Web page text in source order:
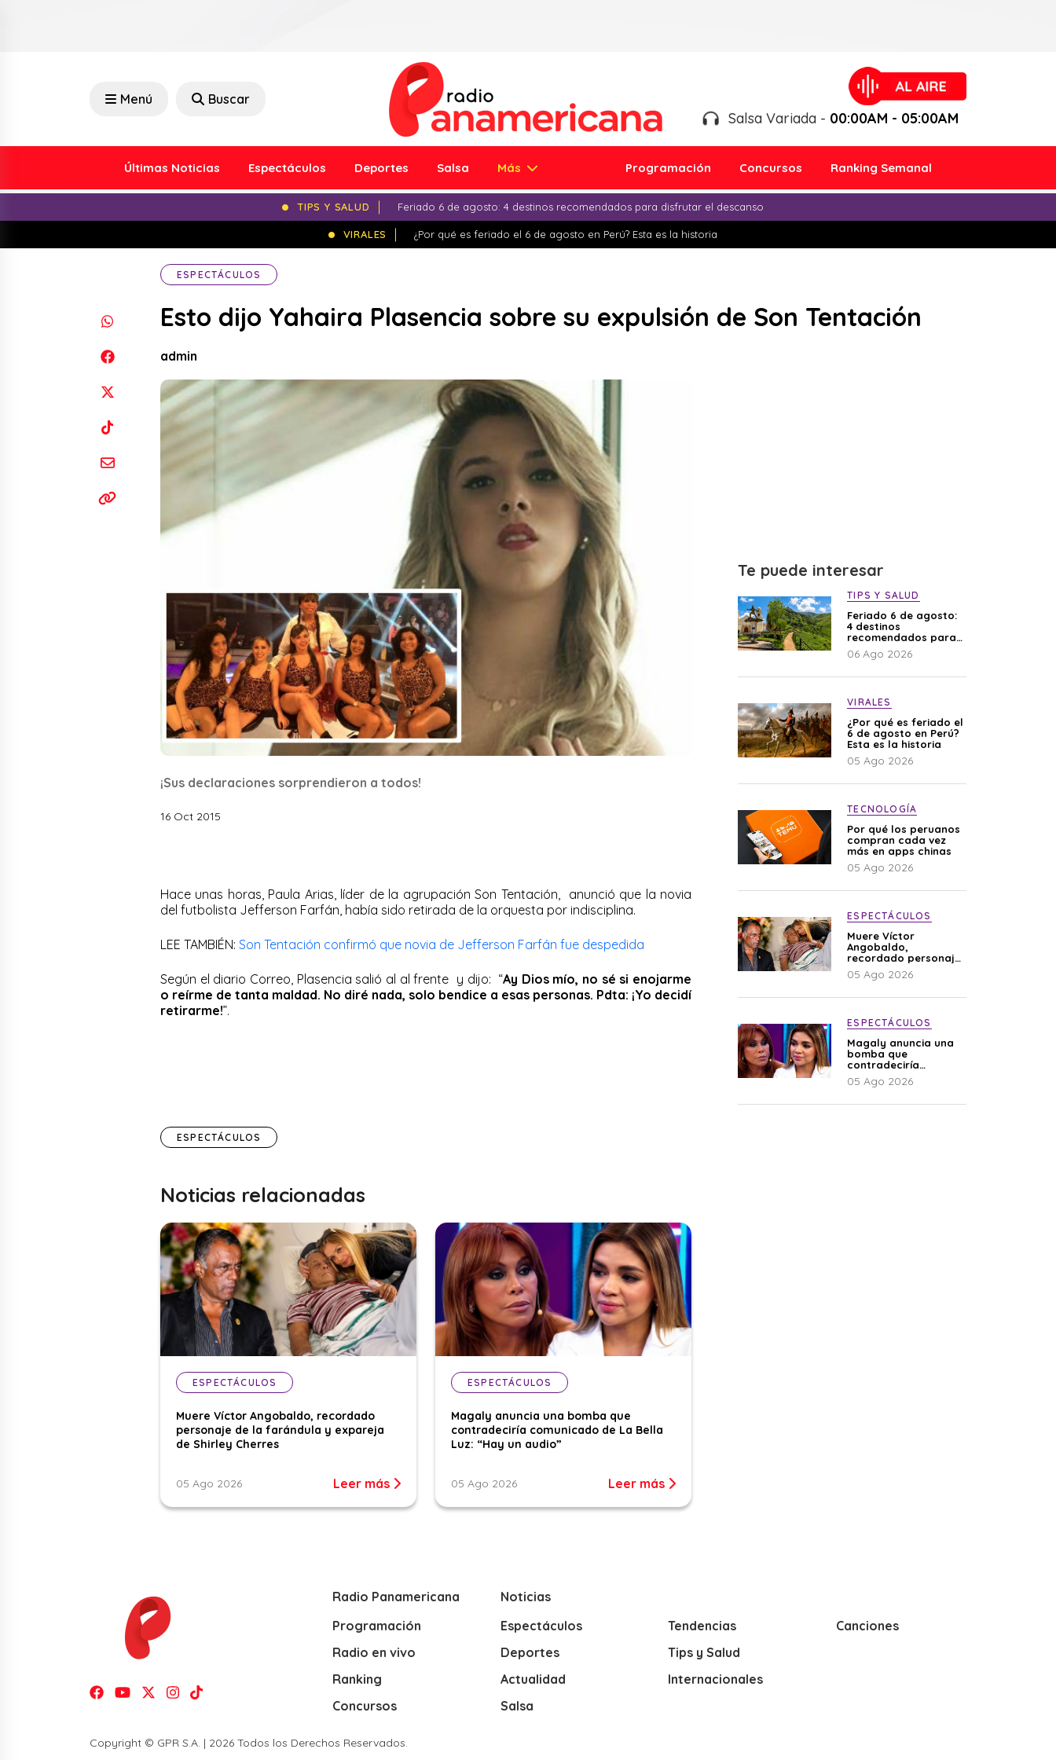
Menú Buscar
Salsa Variada - 00:00AM - 05:00AM
Últimas Noticias Espectáculos Deportes Salsa Más Programación Concursos Ranking Semanal
TIPS Y SALUD Feriado 6 de agosto: 4 destinos recomendados para disfrutar el descanso
VIRALES ¿Por qué es feriado el 6 de agosto en Perú? Esta es la historia
ESPECTÁCULOS
​Esto dijo Yahaira Plasencia sobre su expulsión de Son Tentación
admin
¡Sus declaraciones sorprendieron a todos!
16 Oct 2015
Hace unas horas, Paula Arias, líder de la agrupación Son Tentación, anunció que la novia
del futbolista Jefferson Farfán, había sido retirada de la orquesta por indisciplina.
LEE TAMBIÉN: Son Tentación confirmó que novia de Jefferson Farfán fue despedida
Según el diario Correo, Plasencia salió al al frente y dijo: “Ay Dios mío, no sé si enojarme
o reírme de tanta maldad. No diré nada, solo bendice a esas personas. Pdta: ¡Yo decidí
retirarme!”.
ESPECTÁCULOS
Noticias relacionadas
ESPECTÁCULOS
Muere Víctor Angobaldo, recordado
personaje de la farándula y expareja
de Shirley Cherres
05 Ago 2026 Leer más
ESPECTÁCULOS
Magaly anuncia una bomba que
contradeciría comunicado de La Bella
Luz: “Hay un audio”
05 Ago 2026 Leer más
Te puede interesar
TIPS Y SALUD
Feriado 6 de agosto:
4 destinos
recomendados para
disfrutar el descanso
06 Ago 2026
VIRALES
¿Por qué es feriado el
6 de agosto en Perú?
Esta es la historia
05 Ago 2026
TECNOLOGÍA
Por qué los peruanos
compran cada vez
más en apps chinas
05 Ago 2026
ESPECTÁCULOS
Muere Víctor
Angobaldo,
recordado personaje
de la farándula y
expareja de Shirley
05 Ago 2026
ESPECTÁCULOS
Magaly anuncia una
bomba que
contradeciría
comunicado de La
Bella Luz: “Hay un
05 Ago 2026
Radio Panamericana
Programación
Radio en vivo
Ranking
Concursos
Noticias
Espectáculos
Deportes
Actualidad
Salsa
Tendencias
Tips y Salud
Internacionales
Canciones
Copyright © GPR S.A. | 2026 Todos los Derechos Reservados.